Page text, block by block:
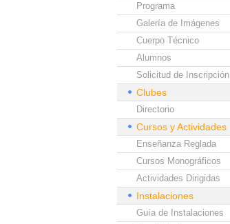
Programa
Galería de Imágenes
Cuerpo Técnico
Alumnos
Solicitud de Inscripción
Clubes
Directorio
Cursos y Actividades
Enseñanza Reglada
Cursos Monográficos
Actividades Dirigidas
Instalaciones
Guía de Instalaciones